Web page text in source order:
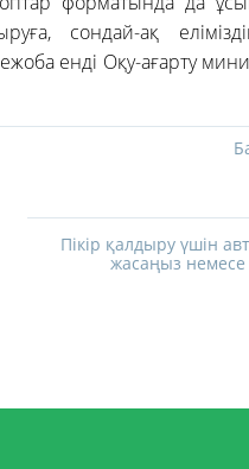
сондай-ақ
енді Оқу-ағарту
Пікір қалдыру үшін
жасаңыз немесе